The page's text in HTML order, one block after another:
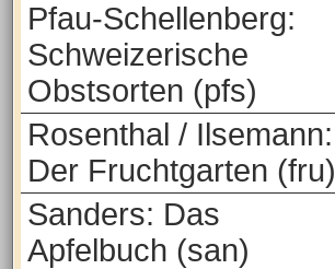
Pfau-Schellenberg:
Schweizerische
Obstsorten (pfs)
Rosenthal / Ilsemann:
Der Fruchtgarten (fru)
Sanders: Das
Apfelbuch (san)